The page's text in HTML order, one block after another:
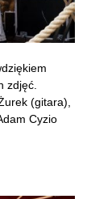
zdjęć.
(gitara),
Cyzio